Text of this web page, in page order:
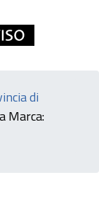
di
Marca: